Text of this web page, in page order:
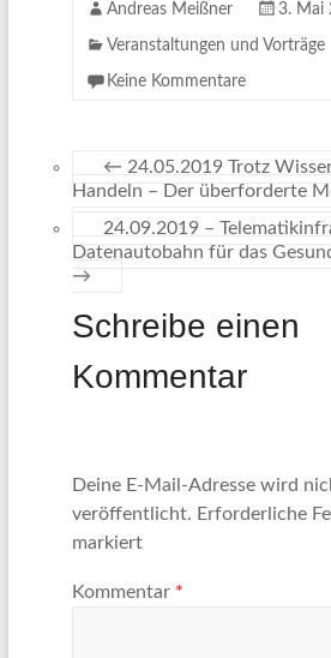
Andreas Meißner 3. Mai
Veranstaltungen und Vorträge
Keine Kommentare
← 24.05.2019 Trotz
Handeln – Der überforderte
24.09.2019 –
Datenautobahn für das
→
Schreibe einen
Kommentar
Deine E-Mail-Adresse wird
veröffentlicht. Erforderliche
markiert
Kommentar *